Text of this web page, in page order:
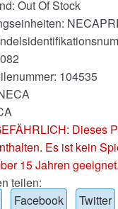
Out Of Stock
104535
Dieses
Es ist kein
15 Jahren geeignet.
teilen:
Facebook Twitter